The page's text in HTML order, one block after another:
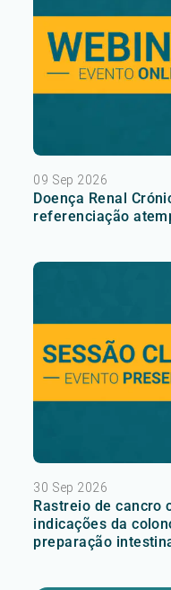
09 Sep 2026
Doença Renal
referenciação
30 Sep 2026
Rastreio de cancro
indicações da
preparação